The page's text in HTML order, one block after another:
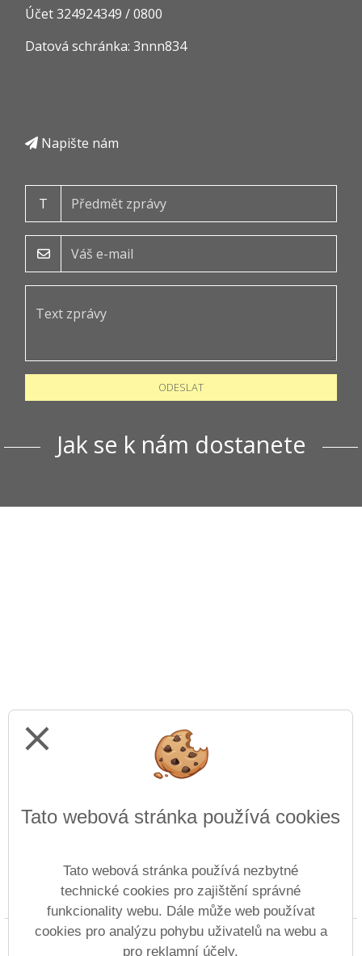
Účet 324924349 / 0800
Datová schránka: 3nnn834
Napište nám
T
ODESLAT
Jak se k nám dostanete
Prohlášení o přístupnosti Mapa webu Cookies
Copyright © 2022 - 2023 Základní umělecká škola
close
Tato webová stránka používá cookies
Tato webová stránka používá nezbytné
technické cookies pro zajištění správné
funkcionality webu. Dále může web používat
cookies pro analýzu pohybu uživatelů na webu a
pro reklamní účely.